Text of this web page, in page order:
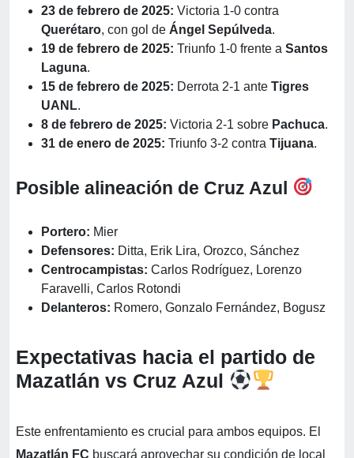
23 de febrero de 2025: Victoria 1-0 contra
Querétaro, con gol de Ángel Sepúlveda.
19 de febrero de 2025: Triunfo 1-0 frente a Santos
Laguna.
15 de febrero de 2025: Derrota 2-1 ante Tigres
UANL.
8 de febrero de 2025: Victoria 2-1 sobre Pachuca.
31 de enero de 2025: Triunfo 3-2 contra Tijuana.
Posible alineación de Cruz Azul
Portero: Mier
Defensores: Ditta, Erik Lira, Orozco, Sánchez
Centrocampistas: Carlos Rodríguez, Lorenzo
Faravelli, Carlos Rotondi
Delanteros: Romero, Gonzalo Fernández, Bogusz
Expectativas hacia el partido de
Mazatlán vs Cruz Azul
Este enfrentamiento es crucial para ambos equipos. El
Mazatlán FC buscará aprovechar su condición de local